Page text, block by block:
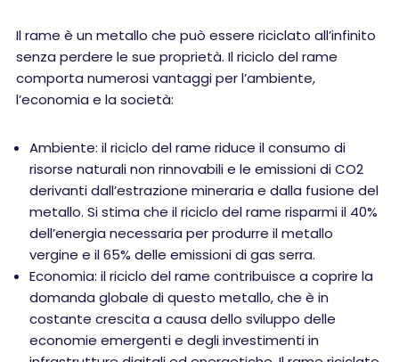
Il rame è un metallo che può essere riciclato all’infinito
senza perdere le sue proprietà. Il riciclo del rame
comporta numerosi vantaggi per l’ambiente,
l’economia e la società:
Ambiente: il riciclo del rame riduce il consumo di
risorse naturali non rinnovabili e le emissioni di CO2
derivanti dall’estrazione mineraria e dalla fusione del
metallo. Si stima che il riciclo del rame risparmi il 40%
dell’energia necessaria per produrre il metallo
vergine e il 65% delle emissioni di gas serra.
Economia: il riciclo del rame contribuisce a coprire la
domanda globale di questo metallo, che è in
costante crescita a causa dello sviluppo delle
economie emergenti e degli investimenti in